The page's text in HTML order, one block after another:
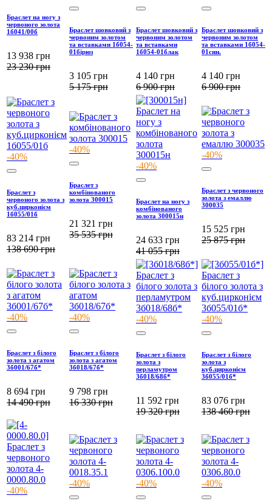
Браслет на ногу з
червоного золота
1б041/00б
13 938 грн
23 230грн
Браслет шовковий з
червоним золотом
та вставками 1б054-
01бірюз
3 105 грн
5 175грн
Браслет шовковий з
червоним золотом
та вставками
1б054-01блак
4 140 грн
6 900грн
Браслет шовковий з
червоним золотом
та вставками 1б054-
01син.
4 140 грн
6 900грн
-40%
Браслет з
червоного золота з
куб.цирконієм
1б055/01б
83 214 грн
138 690грн
-40%
Браслет з
комбінованого
золота 300015
21 321 грн
35 535грн
-40%
Браслет на ногу з
комбінованого
золота 300015н
24 633 грн
41 055грн
-40%
Браслет з червоного
золота з емаллю
300035
15 525 грн
25 875грн
-40%
Браслет з білого
золота з агатом
3б001/67б*
8 694 грн
14 490грн
-40%
Браслет з білого
золота з агатом
3б018/67б*
9 798 грн
16 330грн
-40%
Браслет з білого
золота з
перламутром
3б018/68б*
11 592 грн
19 320грн
-40%
Браслет з білого
золота з
куб.цирконієм
3б055/01б*
83 076 грн
138 460грн
-40%
-40% -40% -40%